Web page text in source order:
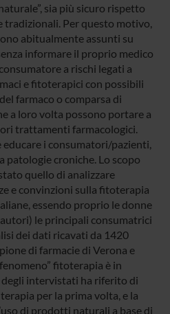
sia più sicuro rispetto
tradizionali. Per questo motivo,
abitualmente assunti su
informare il proprio medico
a rischi legati a
e fitoterapici con possibili
farmaco o comparsa di
a loro volta possono portare a
trattamenti farmacologici.
i consumatori/pazienti,
croniche. Lo scopo
quello di analizzare
e convinzioni sulla fitoterapia
essendo proprio le donne
le principali consumatrici
dei dati ricavati da 1420
di farmacie di Verona e
fitoterapia è in
intervistati ha riferito di
per la prima volta, e la
di prodotti naturali a base di